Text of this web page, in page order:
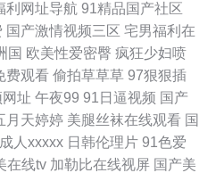
利网址导航 91精品国产社区
国产激情视频三区 宅男福利在
国 欧美性爱密臀 疯狂少妇喷
费观看 偷拍草草草 97狠狠插
址 午夜99 91日逼视频 国产
月天婷婷 美腿丝袜在线观看 国
成人xxxxx 日韩伦理片 91色爱
在线tv 加勒比在线视屏 国产美